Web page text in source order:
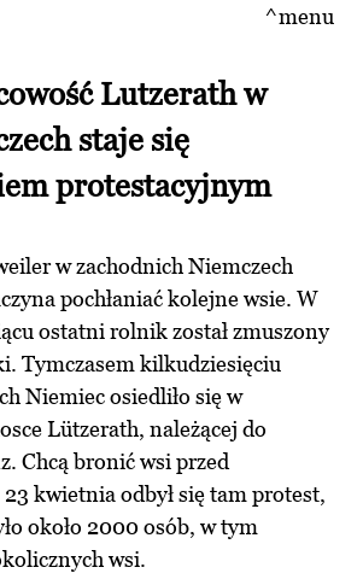
^menu
Lutzerath w
staje się
protestacyjnym
w zachodnich Niemczech
pochłaniać kolejne wsie. W
ostatni rolnik został zmuszony
Tymczasem kilkudziesięciu
Niemiec osiedliło się w
Lützerath, należącej do
Chcą bronić wsi przed
kwietnia odbył się tam protest,
około 2000 osób, w tym
wsi.